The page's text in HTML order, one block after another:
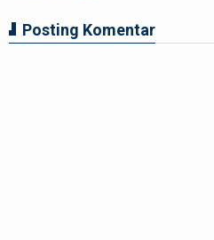
Posting Komentar